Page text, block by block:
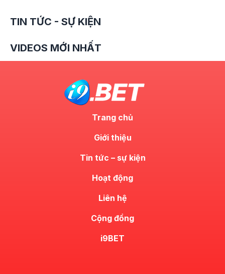
TIN TỨC - SỰ KIỆN
VIDEOS MỚI NHẤT
Trang chủ
Giới thiệu
Tin tức – sự kiện
Hoạt động
Liên hệ
Cộng đồng
i9BET